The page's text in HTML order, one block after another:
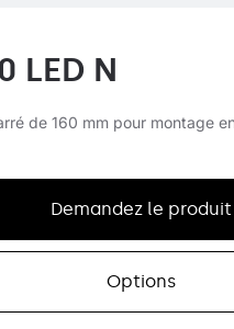
LED N
de 160 mm pour montage
Demandez le produit
Options